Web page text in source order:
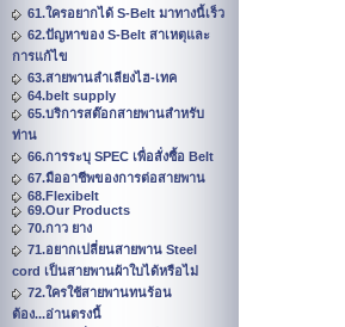
61.ใครอยากได้ S-Belt มาทางนี้เร็ว
62.ปัญหาของ S-Belt สาเหตุและ
การแก้ไข
63.สายพานลำเลียงไฮ-เทค
64.belt supply
65.บริการสต๊อกสายพานสำหรับ
ท่าน
66.การระบุ SPEC เพื่อสั่งซื้อ Belt
67.มืออาชีพของการต่อสายพาน
68.Flexibelt
69.Our Products
70.กาว ยาง
71.อยากเปลี่ยนสายพาน Steel
cord เป็นสายพานผ้าใบได้หรือไม่
72.ใครใช้สายพานทนร้อน
ต้อง...อ่านตรงนี้